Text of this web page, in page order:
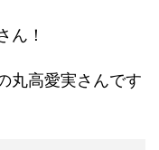
ん！
丸高愛実さんです